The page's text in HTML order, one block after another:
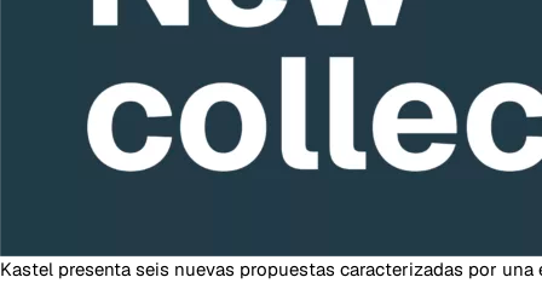
Kastel presenta seis nuevas propuestas caracterizadas por